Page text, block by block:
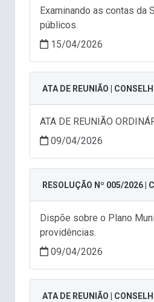
Examinando as contas
públicos.
15/04/2026
ATA DE REUNIÃO |
ATA DE REUNIÃO
09/04/2026
RESOLUÇÃO Nº 005/2026 |
Dispõe sobre o Plano
providências.
09/04/2026
ATA DE REUNIÃO |